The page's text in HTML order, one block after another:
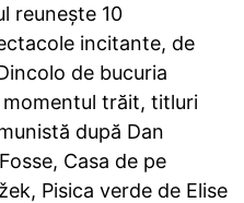
reunește 10
incitante, de
de bucuria
trăit, titluri
după Dan
Casa de pe
Pisica verde de Elise